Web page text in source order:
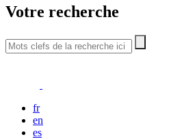
Votre recherche
fr
en
es